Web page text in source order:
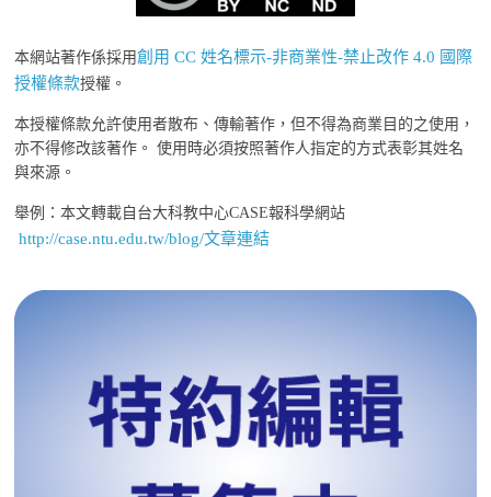
本網站著作係採用創用 CC 姓名標示-非商業性-禁止改作 4.0 國際
授權條款授權。
本授權條款允許使用者散布、傳輸著作，但不得為商業目的之使用，
亦不得修改該著作。 使用時必須按照著作人指定的方式表彰其姓名
與來源。
舉例：本文轉載自台大科教中心CASE報科學網站
http://case.ntu.edu.tw/blog/文章連結